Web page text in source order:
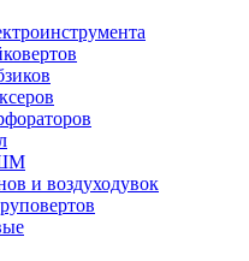
и воздуходувок